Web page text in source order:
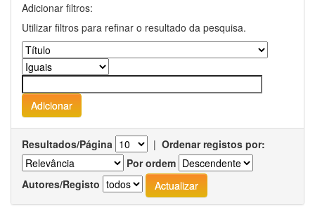
Adicionar filtros:
Utilizar filtros para refinar o resultado da pesquisa.
Resultados/Página | Ordenar registos por:
Por ordem
Autores/Registo